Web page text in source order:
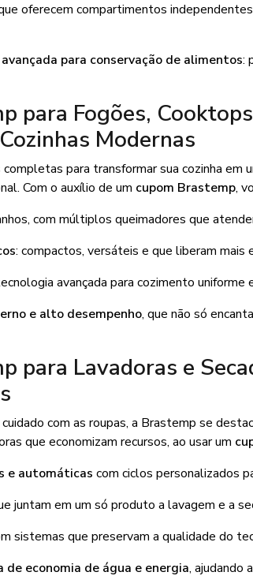
oferecem compartimentos
para conservação de alimentos:
para Fogões,
Modernas
para transformar sua cozinha em
Com o auxílio de um cupom Brastemp,
com múltiplos queimadores que
: compactos, versáteis e que liberam mais
avançada para cozimento
e alto desempenho, que não só
para Lavadoras e
com as roupas, a Brastemp se
que economizam recursos, ao usar um
e automáticas com ciclos personalizados
juntam em um só produto a lavagem e a
sistemas que preservam a qualidade do
economia de água e energia, ajudando